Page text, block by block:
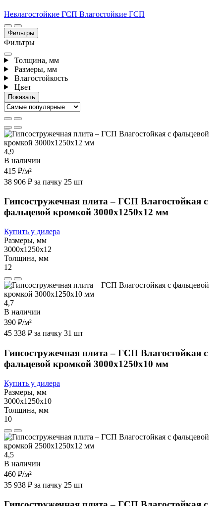
Невлагостойкие ГСП Влагостойкие ГСП
Фильтры
Фильтры
Толщина, мм
Размеры, мм
Влагостойкость
Цвет
4,9
В наличии
415 ₽/м²
38 906 ₽ за пачку 25 шт
Гипсостружечная плита – ГСП Влагостойкая с
фальцевой кромкой 3000х1250х12 мм
Купить у дилера
Размеры, мм
3000х1250х12
Толщина, мм
12
4,7
В наличии
390 ₽/м²
45 338 ₽ за пачку 31 шт
Гипсостружечная плита – ГСП Влагостойкая с
фальцевой кромкой 3000х1250х10 мм
Купить у дилера
Размеры, мм
3000х1250х10
Толщина, мм
10
4,5
В наличии
460 ₽/м²
35 938 ₽ за пачку 25 шт